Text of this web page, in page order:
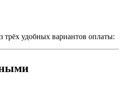
удобных вариантов оплаты: